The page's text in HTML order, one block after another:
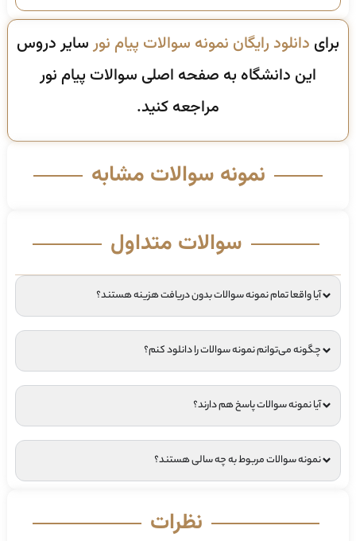
برای دانلود رایگان نمونه سوالات پیام نورسایر دروس
این دانشگاه به صفحه اصلی سوالات پیام نور
مراجعه کنید.
نمونه سوالات مشابه
سوالات متداول
آیا واقعا تمام نمونه سوالات بدون دریافت هزینه هستند؟
چگونه می‌توانم نمونه سوالات را دانلود کنم؟
آیا نمونه سوالات پاسخ هم دارند؟
نمونه سوالات مربوط به چه سالی هستند؟
نظرات